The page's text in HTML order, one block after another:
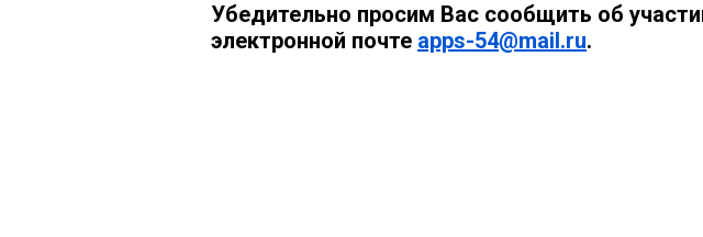
Убедительно просим Вас сообщить об
электронной почте apps-54@mail.ru.